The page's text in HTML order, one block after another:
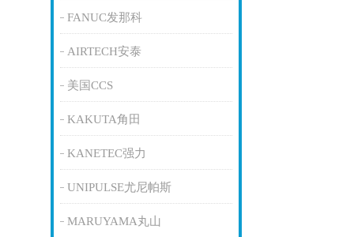
FANUC发那科
AIRTECH安泰
美国CCS
KAKUTA角田
KANETEC强力
UNIPULSE尤尼帕斯
MARUYAMA丸山